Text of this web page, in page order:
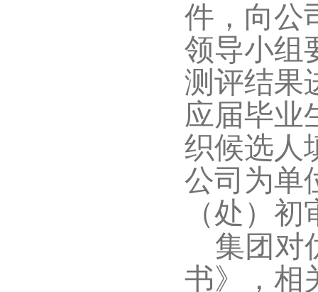
件，向公
领导小组
测评结果
应届毕业
织候选人
公司为单
（处）
集团对
书》，相